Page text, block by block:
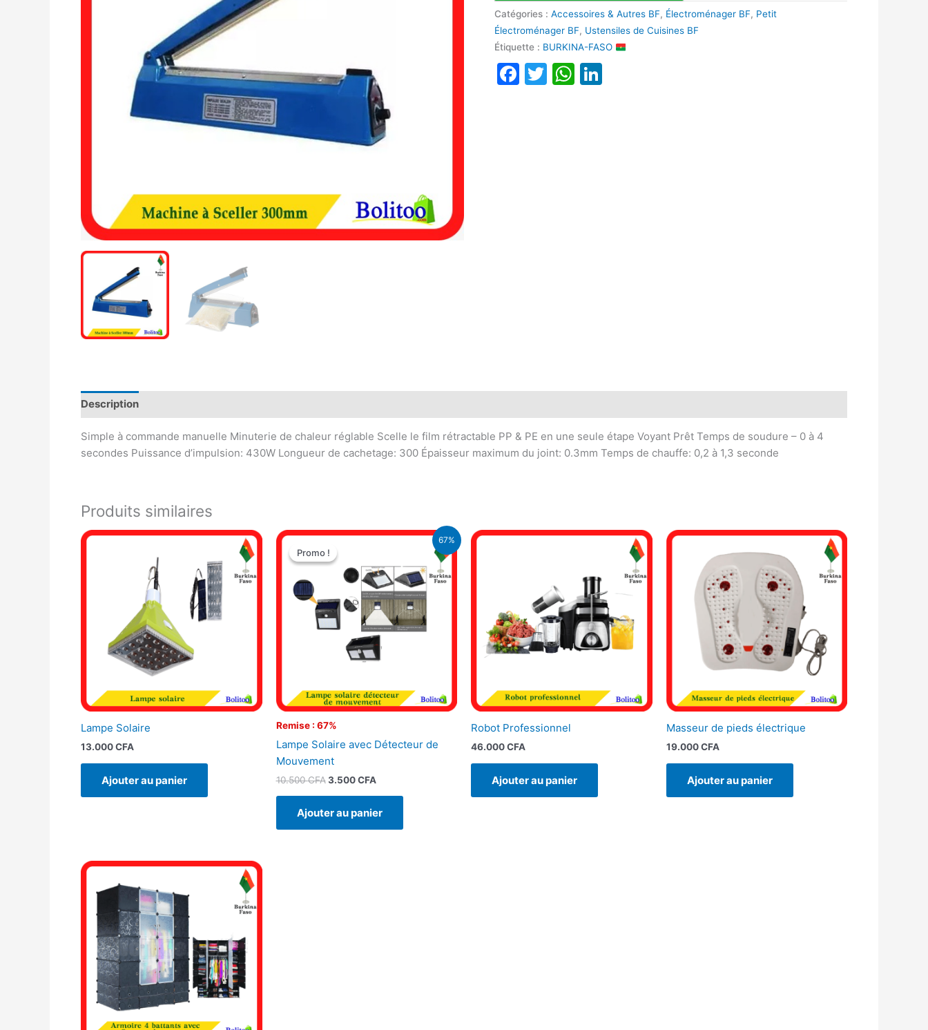
Catégories :Accessoires & Autres BF, Électroménager BF, Petit
Électroménager BF, Ustensiles de Cuisines BF
Étiquette : BURKINA-FASO
Facebook
TwitterWhatsApp
Description
Simple à commande manuelle Minuterie de chaleur réglable Scelle le film rétractable PP & PE en une seule étape Voyant Prêt Temps de soudure – 0 à 4
secondes Puissance d’impulsion: 430W Longueur de cachetage: 300 Épaisseur maximum du joint: 0.3mm Temps de chauffe: 0,2 à 1,3 seconde
Produits similaires
Lampe Solaire
13.000CFA
Ajouter au panier
67%
Promo !
Remise : 67%
Promo !
Lampe Solaire avec Détecteur de
Mouvement
10.500CFA
Le
prix
initial
était :
10.500 CFA.
3.500CFA
Le
est :
3.500 CFA.
Ajouter au panier
Robot Professionnel
46.000CFA
Ajouter au panier
Masseur de pieds électrique
19.000CFA
Ajouter au panier